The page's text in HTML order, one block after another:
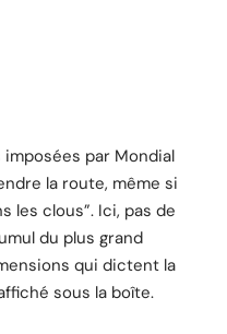
par Mondial
la route, même si
les clous”. Ici, pas de
du plus grand
qui dictent la
sous la boîte.